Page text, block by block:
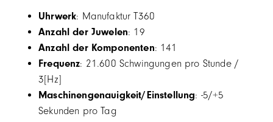
Uhrwerk: Manufaktur T360
Anzahl der Juwelen: 19
Anzahl der Komponenten: 141
Frequenz: 21.600 Schwingungen pro Stunde /
3[Hz]
Maschinengenauigkeit/Einstellung: -5/+5
Sekunden pro Tag